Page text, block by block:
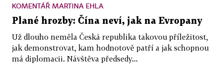
KOMENTÁŘ MARTINA EHLA
Plané hrozby: Čína neví, jak na Evropany
Už dlouho neměla Česká republika takovou příležitost,
jak demonstrovat, kam hodnotově patří a jak schopnou
má diplomacii. Návštěva předsedy...